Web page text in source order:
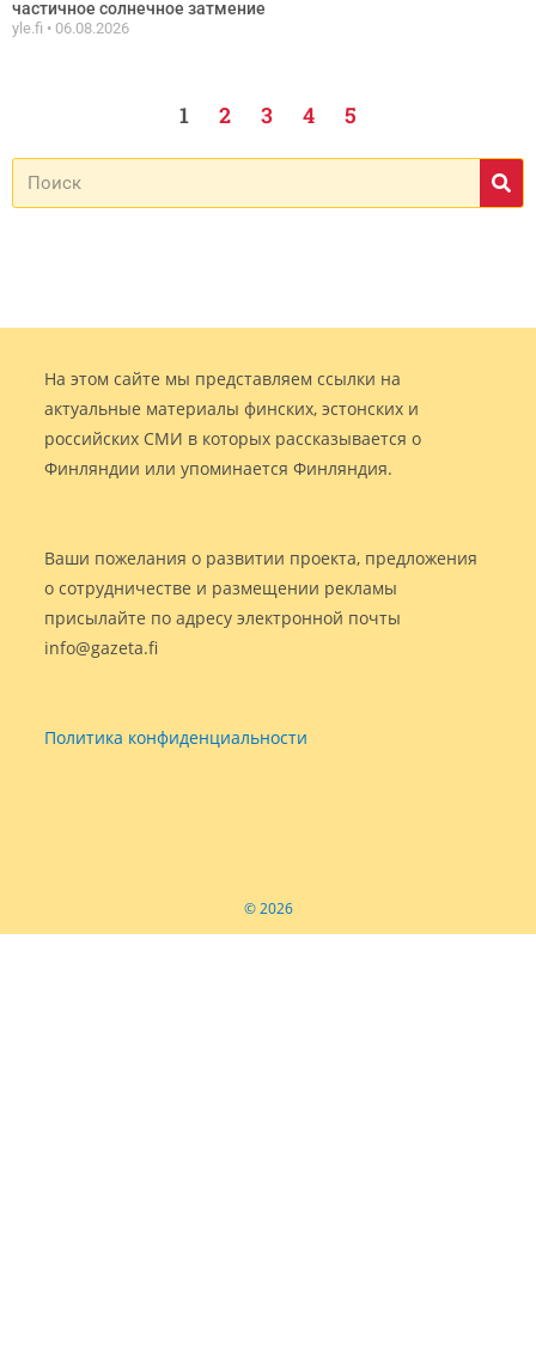
частичное солнечное затмение
yle.fi 06.08.2026
1 2 3 4 5
На этом сайте мы представляем ссылки на
актуальные материалы финских, эстонских и
российских СМИ в которых рассказывается о
Финляндии или упоминается Финляндия.
Ваши пожелания о развитии проекта, предложения
о сотрудничестве и размещении рекламы
присылайте по адресу электронной почты
info@gazeta.fi
Политика конфиденциальности
© 2026